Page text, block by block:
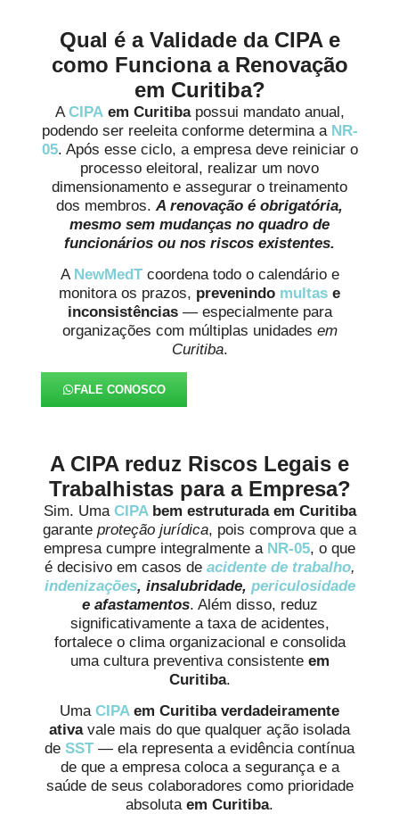
Qual é a Validade da CIPA e
como Funciona a Renovação
em Curitiba?
A CIPA em Curitibapossui mandato anual,
podendo ser reeleita conforme determina a NR-
05. Após esse ciclo, a empresa deve reiniciar o
processo eleitoral, realizar um novo
dimensionamento e assegurar o treinamento
dos membros. A renovação é obrigatória,
mesmo sem mudanças no quadro de
funcionários ou nos riscos existentes.
A NewMedT coordena todo o calendário e
monitora os prazos, prevenindo multas e
inconsistências— especialmente para
organizações com múltiplas unidades em
Curitiba.
FALE CONOSCO
A CIPA reduz Riscos Legais e
Trabalhistas para a Empresa?
Sim. Uma CIPAbem estruturada em Curitiba
garante proteção jurídica, pois comprova que a
empresa cumpre integralmente a NR-05, o que
é decisivo em casos de acidente de trabalho,
indenizações, insalubridade, periculosidade
e afastamentos. Além disso, reduz
significativamente a taxa de acidentes,
fortalece o clima organizacional e consolida
uma cultura preventiva consistente em
Curitiba.
Uma CIPAem Curitiba verdadeiramente
ativavale mais do que qualquer ação isolada
de SST— ela representa a evidência contínua
de que a empresa coloca a segurança e a
saúde de seus colaboradores como prioridade
absoluta em Curitiba.